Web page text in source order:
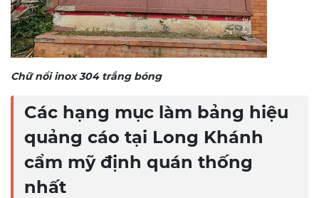
Chữ nổi inox 304 trắng bóng
Các hạng mục làm bảng hiệu
quảng cáo tại Long Khánh
cẩm mỹ định quán thống
nhất